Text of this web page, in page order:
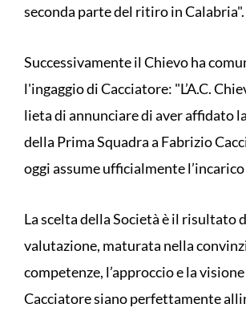
seconda parte del ritiro in Calabria".
Successivamente il Chievo ha
l'ingaggio di Cacciatore: "L’A.C.
lieta di annunciare di aver affidato
della Prima Squadra a Fabrizio
oggi assume ufficialmente
La scelta della Società è il risultato
valutazione, maturata nella
competenze, l’approccio e la
Cacciatore siano perfettamente